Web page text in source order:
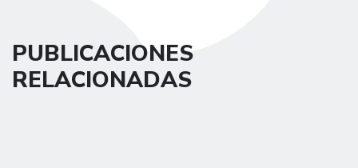
PUBLICACIONES
RELACIONADAS